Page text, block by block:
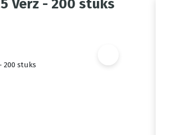
Verz - 200 stuks